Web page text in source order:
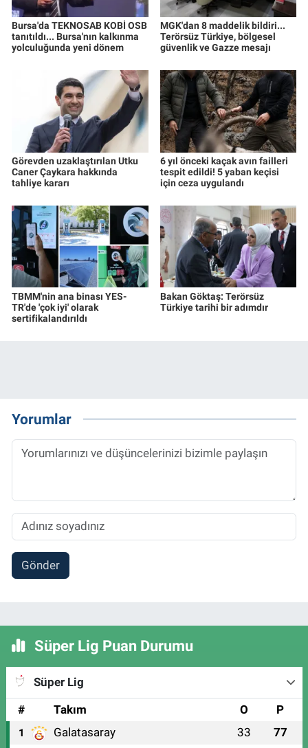
Bursa'da TEKNOSAB KOBİ OSB
tanıtıldı... Bursa'nın kalkınma
yolculuğunda yeni dönem
MGK'dan 8 maddelik bildiri...
Terörsüz Türkiye, bölgesel
güvenlik ve Gazze mesajı
Görevden uzaklaştırılan Utku
Caner Çaykara hakkında
tahliye kararı
6 yıl önceki kaçak avın failleri
tespit edildi! 5 yaban keçisi
için ceza uygulandı
TBMM'nin ana binası YES-
TR'de 'çok iyi' olarak
sertifikalandırıldı
Bakan Göktaş: Terörsüz
Türkiye tarihi bir adımdır
Yorumlar
Gönder
Süper Lig Puan Durumu
Süper Lig
#
Takım O P
1 Galatasaray 33 77